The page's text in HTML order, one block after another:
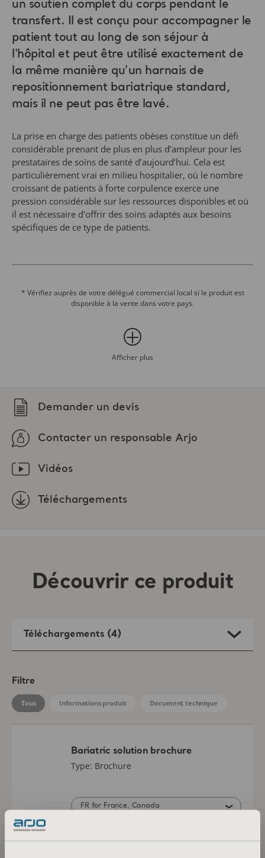
Demander un devis
La prise en charge des patients obèses constitue un défi
considérable prenant de plus en plus d’ampleur pour les
prestataires de soins de santé d’aujourd’hui. Cela est
particulièrement vrai en milieu hospitalier, où le nombre
croissant de patients à forte corpulence exerce une
pression considérable sur les ressources disponibles et où
il est nécessaire d’offrir des soins adaptés aux besoins
spécifiques de ce type de patients.
Ce harnais est conçu pour le transfert assisté de patients
obèses et de résidents à mobilité réduite nécessitant un
soutien complet du corps pendant le transfert. Il peut être
utilisé avec des dispositifs de levage passifs bariatriques
Arjo pour transférer les patients en position assise vers et
depuis le lit, un fauteuil, la salle de bains, un fauteuil
roulant et le sol.
rebut s’ils sont souillés, endommagés ou susceptibles
personnel soignant, les harnais jetables n’ont pas besoin
d’être envoyés au nettoyage, il n'y a donc aucune
endommagés. Fabriqués dans un tissu haut de gamme
résistant et doux, les harnais sont disponibles en
4 dimensions avec code couleur pour une capacité
levage passifs Arjo (fixation à boucles) conformément aux
* Vérifiez auprès de votre délégué commercial local si le produit est
disponible à la vente dans votre pays.
Découvrir ce produit
Informations produit Document technique
Bariatric solution brochure
Slings Leave Behind
TÉLÉCHARGEMENT